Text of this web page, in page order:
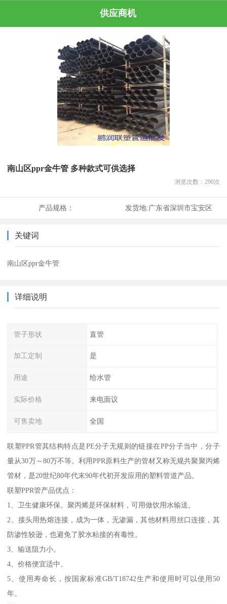
供应商机
南山区ppr金牛管 多种款式可供选择
浏览次数： 290次
产品规格： 发货地:广东省深圳市宝安区
关键词
南山区ppr金牛管
详细说明
管子形状 直管
加工定制 是
用途 给水管
实际价格 来电面议
可售卖地 全国
联塑PPR管其结构特点是PE分子无规则的链接在PP分子当中，分子
量从30万～80万不等。利用PPR原料生产的管材又称无规共聚聚丙烯
管材，是20世纪80年代末90年代初开发应用的塑料管道产品。
联塑PPR管产品优点：
1、卫生健康环保。聚丙烯是环保材料，可用做饮用水输送。
2、接头用热熔连接，成为一体，无渗漏，其他材料用丝口连接，其
防渗性较逊，也避免了胶水粘接的有毒性。
3、输送阻力小。
4、价格便宜适中。
5、使用寿命长，按国家标准GB/T18742生产和使用时可以使用50
年。